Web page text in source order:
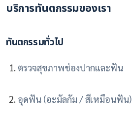
บริการทันตกรรมของเรา
ทันตกรรมทั่วไป
ตรวจสุขภาพช่องปากและฟัน
อุดฟัน (อะมัลกัม / สีเหมือนฟัน)